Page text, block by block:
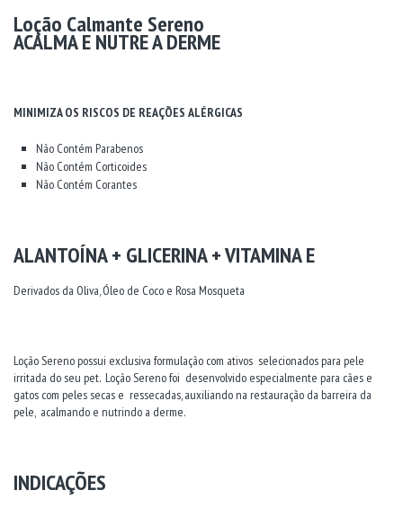
Loção Calmante Sereno
ACALMA E NUTRE A DERME
MINIMIZA OS RISCOS DE REAÇÕES ALÉRGICAS
Não Contém Parabenos
Não Contém Corticoides
Não Contém Corantes
ALANTOÍNA + GLICERINA + VITAMINA E
Derivados da Oliva, Óleo de Coco e Rosa Mosqueta
Loção Sereno possui exclusiva formulação com ativos selecionados para pele
irritada do seu pet. Loção Sereno foi desenvolvido especialmente para cães e
gatos com peles secas e ressecadas, auxiliando na restauração da barreira da
pele, acalmando e nutrindo a derme.
INDICAÇÕES